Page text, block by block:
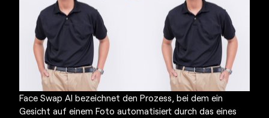
Face Swap AI bezeichnet den Prozess, bei dem ein
Gesicht auf einem Foto automatisiert durch das eines